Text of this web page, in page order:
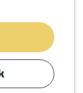
Winkelen
Koningsdag